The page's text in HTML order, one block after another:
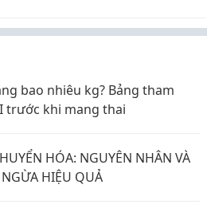
bao nhiêu kg? Bảng tham
trước khi mang thai
HÓA: NGUYÊN NHÂN VÀ
HIỆU QUẢ